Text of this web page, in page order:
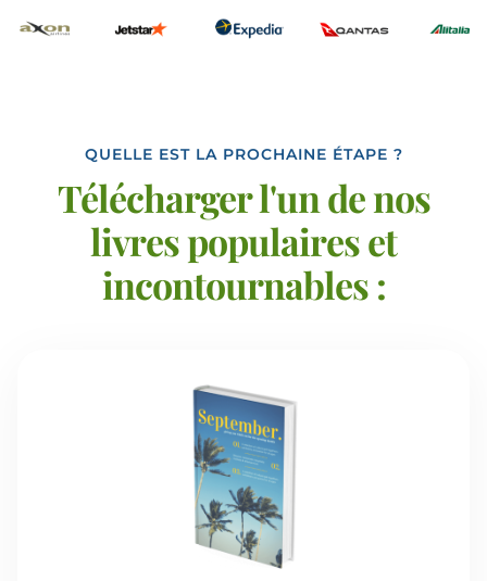
QUELLE EST LA PROCHAINE ÉTAPE ?
Télécharger l'un de nos
livres populaires et
incontournables :